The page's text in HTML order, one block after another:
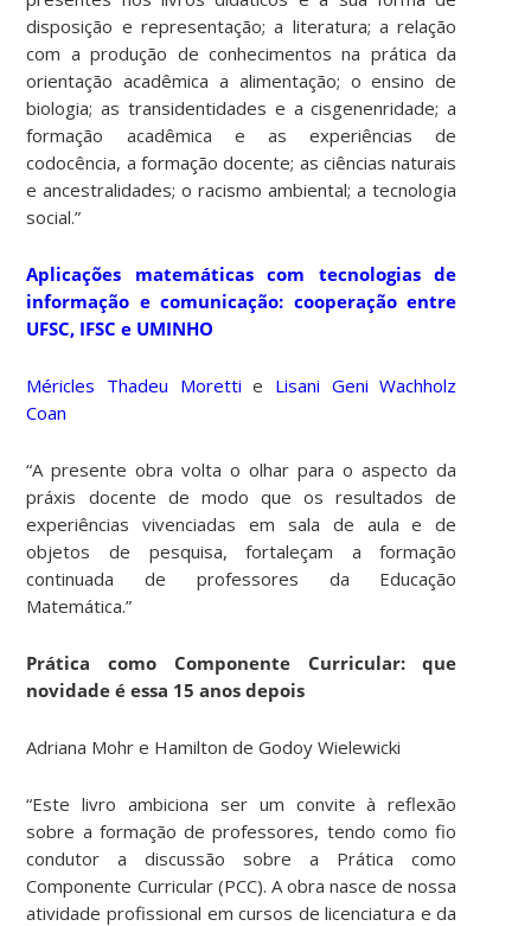
disposição e representação; a literatura; a relação
com a produção de conhecimentos na prática da
orientação acadêmica a alimentação; o ensino de
biologia; as transidentidades e a cisgenenridade; a
formação acadêmica e as experiências de
codocência, a formação docente; as ciências naturais
e ancestralidades; o racismo ambiental; a tecnologia
social.”
Aplicações matemáticas com tecnologias de
informação e comunicação: cooperação entre
UFSC, IFSC e UMINHO
Méricles Thadeu Moretti e Lisani Geni Wachholz
Coan
“A presente obra volta o olhar para o aspecto da
práxis docente de modo que os resultados de
experiências vivenciadas em sala de aula e de
objetos de pesquisa, fortaleçam a formação
continuada de professores da Educação
Matemática.”
Prática como Componente Curricular: que
novidade é essa 15 anos depois
Adriana Mohr e Hamilton de Godoy Wielewicki
“Este livro ambiciona ser um convite à reflexão
sobre a formação de professores, tendo como fio
condutor a discussão sobre a Prática como
Componente Curricular (PCC). A obra nasce de nossa
atividade profissional em cursos de licenciatura e da